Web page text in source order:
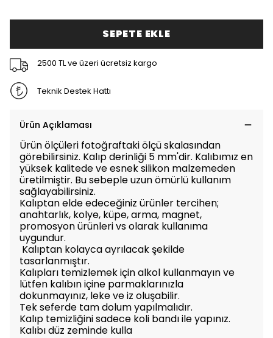
SEPETE EKLE
2500 TL ve üzeri ücretsiz kargo
Teknik Destek Hattı
Ürün Açıklaması
Ürün ölçüleri fotoğraftaki ölçü skalasından
görebilirsiniz. Kalıp derinliği 5 mm'dir. Kalıbımız en
yüksek kalitede ve esnek silikon malzemeden
üretilmiştir. Bu sebeple uzun ömürlü kullanım
sağlayabilirsiniz.
Kalıptan elde edeceğiniz ürünler tercihen;
anahtarlık, kolye, küpe, arma, magnet,
promosyon ürünleri vs olarak kullanıma
uygundur.
Kalıptan kolayca ayrılacak şekilde
tasarlanmıştır.
Kalıpları temizlemek için alkol kullanmayın ve
lütfen kalıbın içine parmaklarınızla
dokunmayınız, leke ve iz oluşabilir.
Tek seferde tam dolum yapılmalıdır.
Kalıp temizliğini sadece koli bandı ile yapınız.
Kalıbı düz zeminde kulla